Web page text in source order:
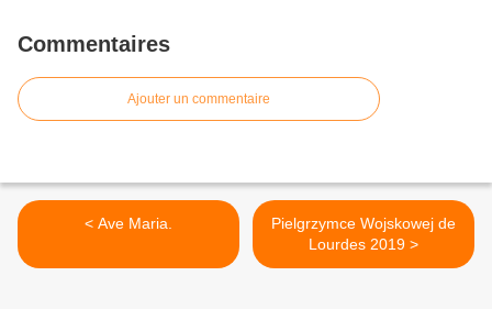
Commentaires
Ajouter un commentaire
< Ave Maria.
Pielgrzymce Wojskowej de
Lourdes 2019 >